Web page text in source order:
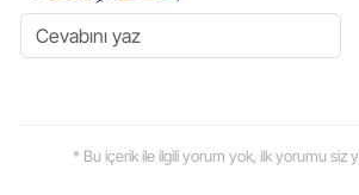
* Bu içerik ile ilgili yorum yok, ilk yorumu siz